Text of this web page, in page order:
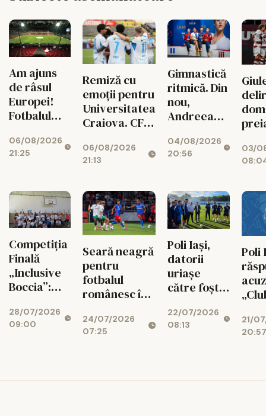
Am ajuns
de râsul
Europei!
Fotbalul
victima
propriei
06/08/2026
21:25
Remiză cu
emoții pentru
Universitatea
Craiova. CFR
în Gruia!
06/08/2026
21:13
Gimnastică
ritmică. Din
nou,
Andreea
mai bună!
04/08/2026
20:56
03/
Competiția
Finală
„Inclusive
Boccia”:
limite, prin
sport și
28/07/2026
09:00
Seară neagră
pentru
fotbalul
românesc în
League. FCSB
a pierdut
au obținut
24/07/2026
07:25
Poli Iași,
datorii
uriașe
către foștii
Cine și cât
are de
22/07/2026
08:13
Poli
21/
20:57